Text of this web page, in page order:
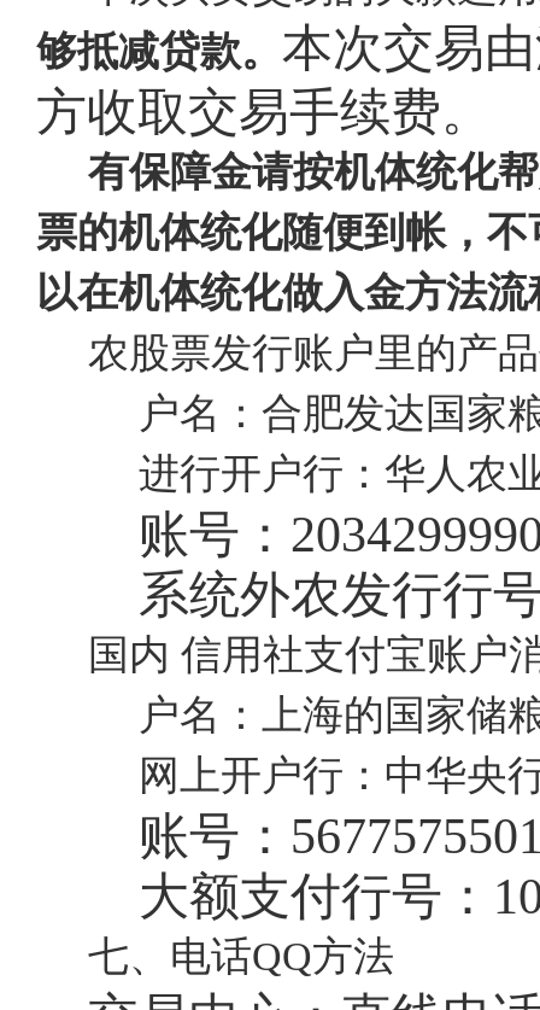
够抵减贷款。 本次交易
方收取交易手续费。
有保障金请按机体统化
票的机体统化随便到帐，
以在机体统化做入金方法流
农股票发行账户里的产
户名：合肥发达国家
进行开户行：华人农
账号：
系统外农发行行
国内 信用社支付宝账户
户名：上海的国家储
网上开户行：中华央
账号：
大额支付行号：
七、电话QQ方法